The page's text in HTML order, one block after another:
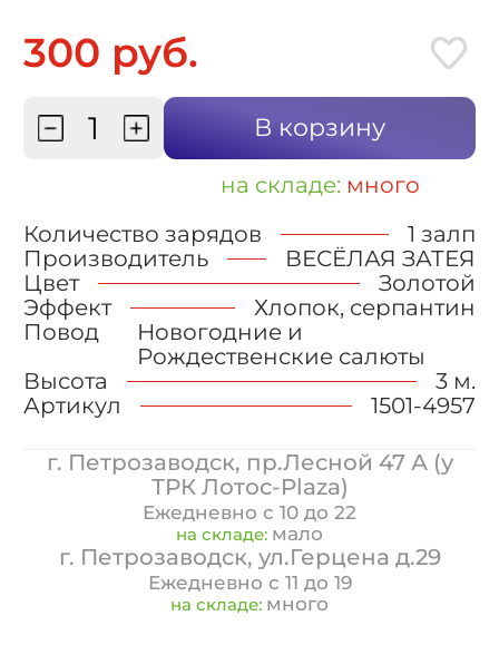
300 руб.
В корзину
на складе: много
Количество зарядов
1 залп
Производитель
ВЕСЁЛАЯ ЗАТЕЯ
Цвет
Золотой
Эффект
Хлопок, серпантин
Повод
Новогодние и
Рождественские салюты
Высота
3 м.
Артикул
1501-4957
г. Петрозаводск, пр.Лесной 47 А (у
ТРК Лотос-Plaza)
Ежедневно с 10 до 22
на складе: мало
г. Петрозаводск, ул.Герцена д.29
Ежедневно с 11 до 19
на складе: много